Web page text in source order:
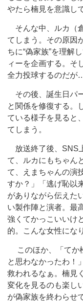
やたら楠見を意識し
そんな中、ルカ（
てしまう。その原因
ちに“偽家族”を理解
ィーを企画する。そ
全力投球するのだが…
その後、誕生日パ
と関係を修復する。
ている様子を見ると
てしまう。
放送終了後、SNS
て、ルカにもちゃん
て、えまちゃんの演
すか？」「逃げ恥以
がありながら伝えた
い製作陣と演者。最
強くてかっこいいけ
的。こんな女性にな
このほか、「てか
と思わなかったわ！
救われるなぁ。楠見
変化を見るのも楽し
が偽家族を終わらせ